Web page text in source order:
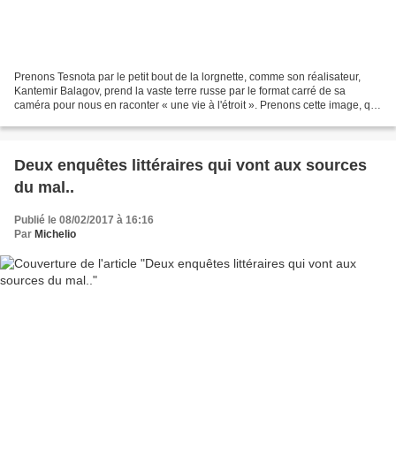
Prenons Tesnota par le petit bout de la lorgnette, comme son réalisateur,
Kantemir Balagov, prend la vaste terre russe par le format carré de sa
caméra pour nous en raconter « une vie à l'étroit ». Prenons cette image, qui
Deux enquêtes littéraires qui vont aux sources
du mal..
Publié le 08/02/2017 à 16:16
Par Michelio